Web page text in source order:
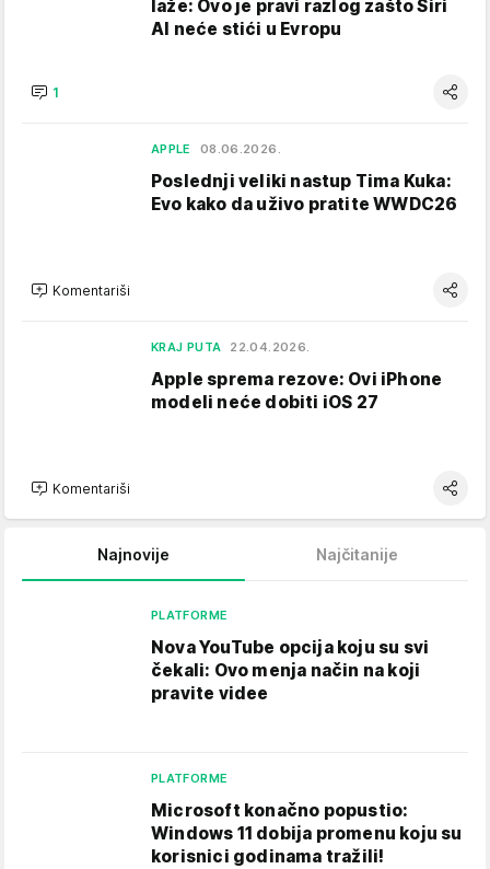
laže: Ovo je pravi razlog zašto Siri
AI neće stići u Evropu
1
APPLE 08.06.2026.
Poslednji veliki nastup Tima Kuka:
Evo kako da uživo pratite WWDC26
Komentariši
KRAJ PUTA 22.04.2026.
Apple sprema rezove: Ovi iPhone
modeli neće dobiti iOS 27
Komentariši
Najnovije Najčitanije
PLATFORME
Nova YouTube opcija koju su svi
čekali: Ovo menja način na koji
pravite videe
PLATFORME
Microsoft konačno popustio:
Windows 11 dobija promenu koju su
korisnici godinama tražili!